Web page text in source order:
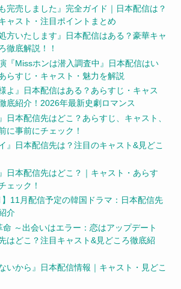
完売しました』完全ガイド｜日本配信は？
ャスト・注目ポイントまとめ
方いたします』日本配信はある？豪華キャ
徹底解説！！
『Missホンは潜入調査中』日本配信はい
らすじ・キャスト・魅力を解説
よ』日本配信はある？あらすじ・キャス
底紹介！2026年最新史劇ロマンス
日本配信先はどこ？あらすじ、キャスト、
に事前にチェック！
』日本配信先は？注目のキャスト&見どこ
日本配信先はどこ？｜キャスト・あらす
ェック！
】11月配信予定の韓国ドラマ：日本配信先
介
命 ～出会いはエラー：恋はアップデート
はどこ？注目キャスト&見どころ徹底紹
いから』日本配信情報｜キャスト・見どこ